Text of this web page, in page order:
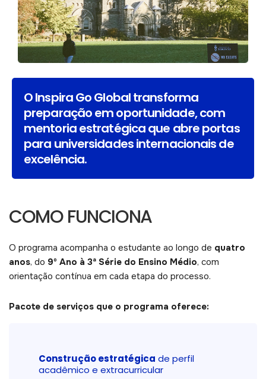
O Inspira Go Global transforma
preparação em oportunidade, com
mentoria estratégica que abre portas
para universidades internacionais de
excelência.
COMO FUNCIONA
O programa acompanha o estudante ao longo de quatro
anos, do 9º Ano à 3ª Série do Ensino Médio, com
orientação contínua em cada etapa do processo.
Pacote de serviços que o programa oferece:
Construção estratégica de perfil
acadêmico e extracurricular